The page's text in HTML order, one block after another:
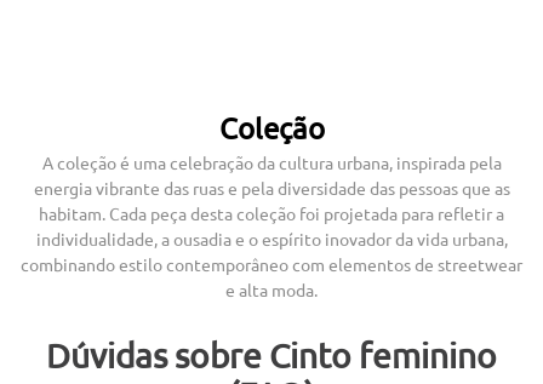
Coleção
A coleção é uma celebração da cultura urbana, inspirada pela
energia vibrante das ruas e pela diversidade das pessoas que as
habitam. Cada peça desta coleção foi projetada para refletir a
individualidade, a ousadia e o espírito inovador da vida urbana,
combinando estilo contemporâneo com elementos de streetwear
e alta moda.
Dúvidas sobre Cinto feminino